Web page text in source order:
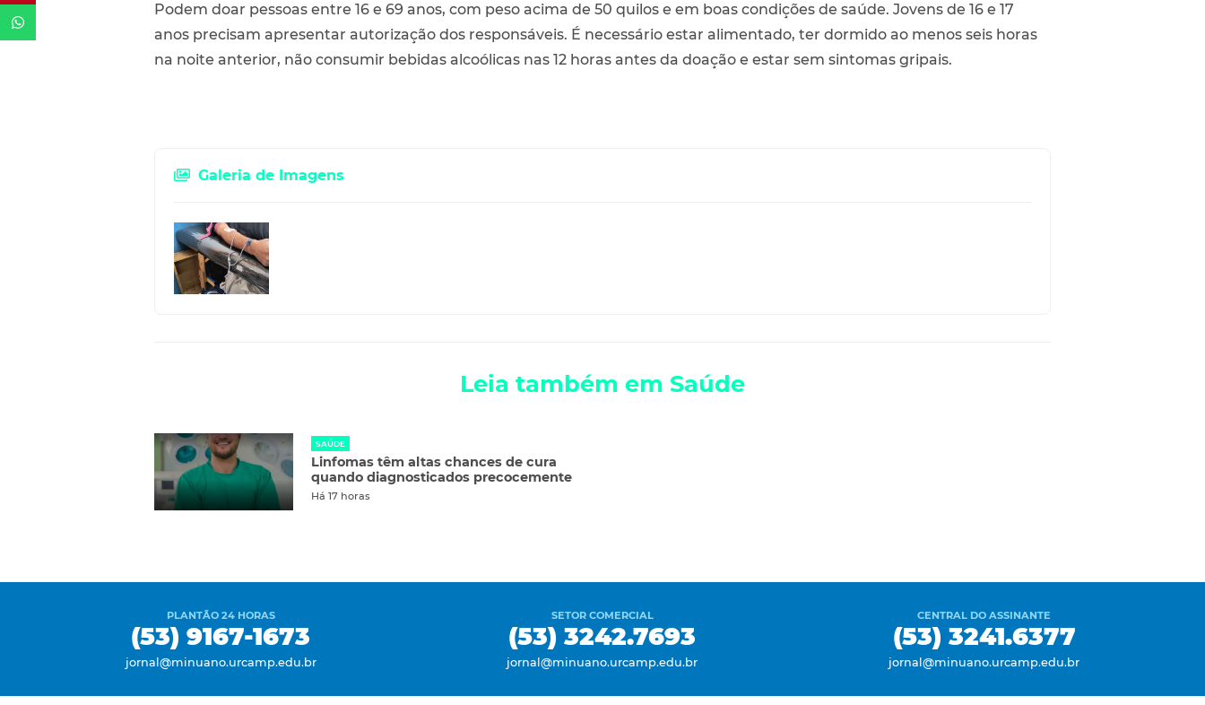
Podem doar pessoas entre 16 e 69 anos, com peso acima de 50 quilos e em boas condições de saúde. Jovens de 16 e 17
anos precisam apresentar autorização dos responsáveis. É necessário estar alimentado, ter dormido ao menos seis horas
na noite anterior, não consumir bebidas alcoólicas nas 12 horas antes da doação e estar sem sintomas gripais.
Galeria de Imagens
Leia também em Saúde
SAÚDE
Linfomas têm altas chances de cura
quando diagnosticados precocemente
Há 17 horas
PLANTÃO 24 HORAS
(53) 9167-1673
jornal@minuano.urcamp.edu.br
SETOR COMERCIAL
(53) 3242.7693
jornal@minuano.urcamp.edu.br
CENTRAL DO ASSINANTE
(53) 3241.6377
jornal@minuano.urcamp.edu.br